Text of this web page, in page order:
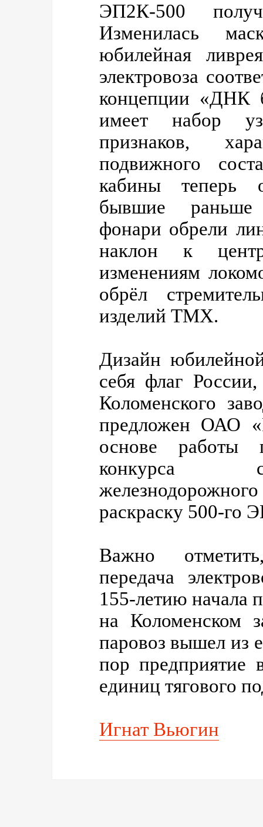
ЭП2К-500
Изменилась
юбилейная
электровоза
концепции «ДНК
имеет набор
признаков,
подвижного
кабины теперь
бывшие раньше
фонари обрели
наклон к
изменениям
обрёл
изделий ТМХ.
Дизайн
себя флаг
Коломенского
предложен ОАО
основе работы
конкурса
раскраску 500-го
Важно
передача
155-летию начала
на Коломенском
паровоз вышел из
пор предприятие
единиц тягового
Игнат Вьюгин